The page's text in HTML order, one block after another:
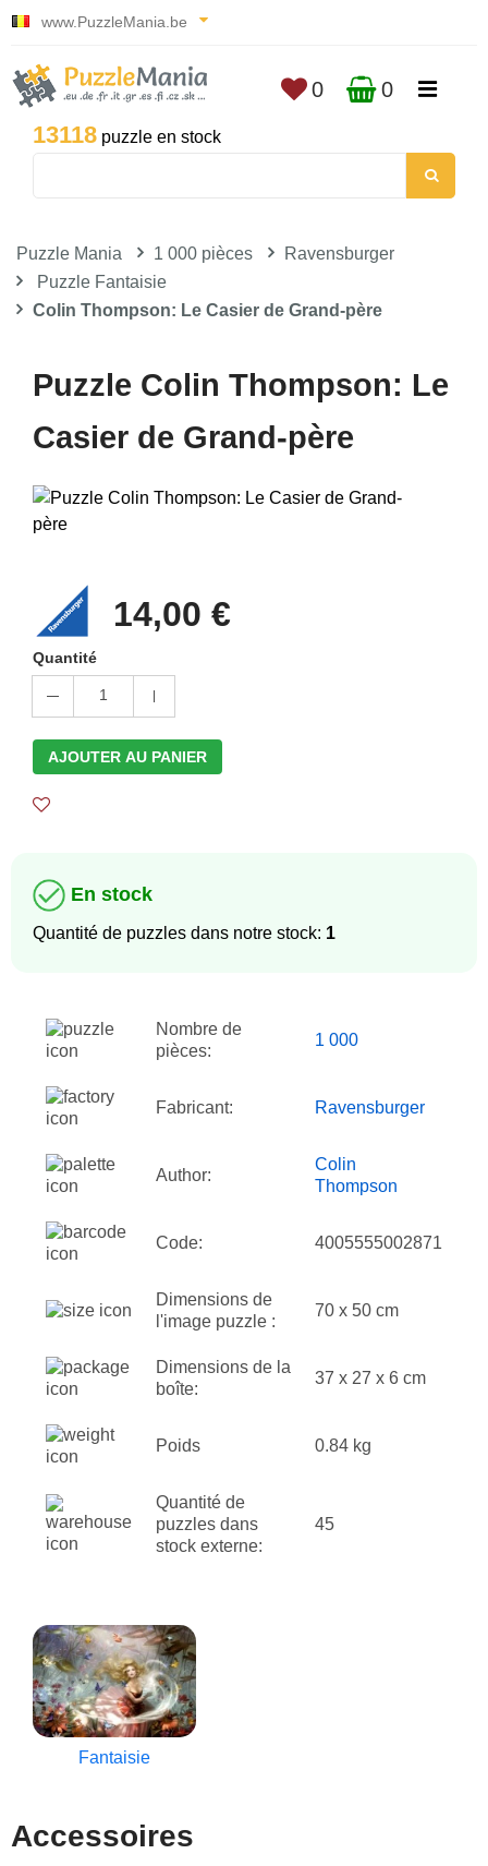
www.PuzzleMania.be
13118 puzzle en stock
0 0
Puzzle Mania 1 000 pièces
Ravensburger
Puzzle Fantaisie
Colin Thompson: Le Casier de Grand-père
Puzzle Colin Thompson: Le
Casier de Grand-père
14,00 €
Quantité
1
AJOUTER AU PANIER
En stock
Quantité de puzzles dans notre stock: 1
Nombre de
pièces:
1 000
Fabricant: Ravensburger
Author:
Colin
Thompson
Code: 4005555002871
Dimensions de
l'image puzzle :
70 x 50 cm
Dimensions de la
boîte:
37 x 27 x 6 cm
Poids 0.84 kg
Quantité de
puzzles dans
stock externe:
45
Fantaisie
Accessoires